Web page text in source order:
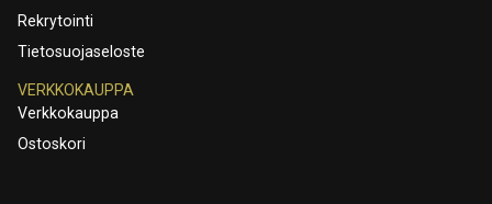
Rekrytointi
Tietosuojaseloste
VERKKOKAUPPA
Verkkokauppa
Ostoskori